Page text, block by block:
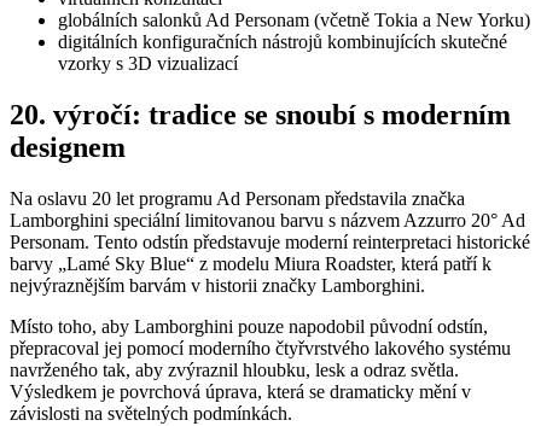
globálních salonků Ad Personam (včetně Tokia a New Yorku)
digitálních konfiguračních nástrojů kombinujících skutečné
vzorky s 3D vizualizací
20. výročí: tradice se snoubí s moderním
designem
Na oslavu 20 let programu Ad Personam představila značka
Lamborghini speciální limitovanou barvu s názvem Azzurro 20° Ad
Personam. Tento odstín představuje moderní reinterpretaci historické
barvy „Lamé Sky Blue“ z modelu Miura Roadster, která patří k
nejvýraznějším barvám v historii značky Lamborghini.
Místo toho, aby Lamborghini pouze napodobil původní odstín,
přepracoval jej pomocí moderního čtyřvrstvého lakového systému
navrženého tak, aby zvýraznil hloubku, lesk a odraz světla.
Výsledkem je povrchová úprava, která se dramaticky mění v
závislosti na světelných podmínkách.